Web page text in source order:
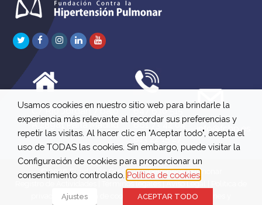
TwitterFacebook
Instagram
LinkedInYoutube
C/ Río Jordán 7 bajo
A 28981 Parla Madrid
647 630 515
661 73 42 04
613 22 15 27
info@fchp.es
© 2026 Fundación Contra la Hipertensión Pulmonar
Términos legales|Aviso Legal
privacidad|Política de cookies |Política de devoluciones y
Usamos cookies en nuestro sitio web para brindarle la
experiencia más relevante al recordar sus preferencias y
repetir las visitas. Al hacer clic en "Aceptar todo", acepta el
uso de TODAS las cookies. Sin embargo, puede visitar la
Configuración de cookies para proporcionar un
consentimiento controlado. Política de cookies
Ajustes ACEPTAR TODO